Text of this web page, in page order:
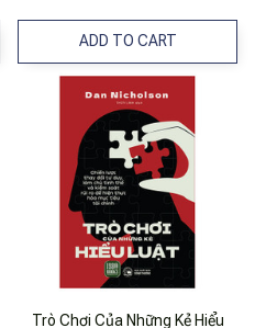
ADD TO CART
Trò Chơi Của Những Kẻ Hiểu